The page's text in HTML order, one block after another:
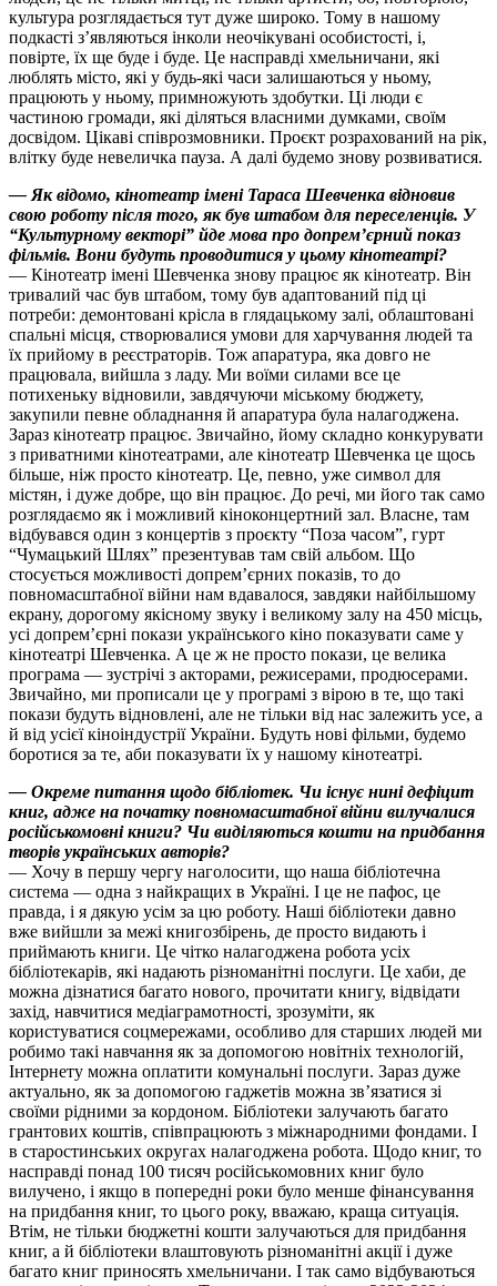
культура розглядається тут дуже широко. Тому в нашому
подкасті зʼявляються інколи неочікувані особистості, і,
повірте, їх ще буде і буде. Це насправді хмельничани, які
люблять місто, які у будь-які часи залишаються у ньому,
працюють у ньому, примножують здобутки. Ці люди є
частиною громади, які діляться власними думками, своїм
досвідом. Цікаві співрозмовники. Проєкт розрахований на рік,
влітку буде невеличка пауза. А далі будемо знову розвиватися.
— Як відомо, кінотеатр імені Тараса Шевченка відновив
свою роботу після того, як був штабом для переселенців. У
“Культурному векторі” йде мова про допремʼєрний показ
фільмів. Вони будуть проводитися у цьому кінотеатрі?
— Кінотеатр імені Шевченка знову працює як кінотеатр. Він
тривалий час був штабом, тому був адаптований під ці
потреби: демонтовані крісла в глядацькому залі, облаштовані
спальні місця, створювалися умови для харчування людей та
їх прийому в реєстраторів. Тож апаратура, яка довго не
працювала, вийшла з ладу. Ми воїми силами все це
потихеньку відновили, завдячуючи міському бюджету,
закупили певне обладнання й апаратура була налагоджена.
Зараз кінотеатр працює. Звичайно, йому складно конкурувати
з приватними кінотеатрами, але кінотеатр Шевченка це щось
більше, ніж просто кінотеатр. Це, певно, уже символ для
містян, і дуже добре, що він працює. До речі, ми його так само
розглядаємо як і можливий кіноконцертний зал. Власне, там
відбувався один з концертів з проєкту “Поза часом”, гурт
“Чумацький Шлях” презентував там свій альбом. Що
стосується можливості допремʼєрних показів, то до
повномасштабної війни нам вдавалося, завдяки найбільшому
екрану, дорогому якісному звуку і великому залу на 450 місць,
усі допремʼєрні покази українського кіно показувати саме у
кінотеатрі Шевченка. А це ж не просто покази, це велика
програма — зустрічі з акторами, режисерами, продюсерами.
Звичайно, ми прописали це у програмі з вірою в те, що такі
покази будуть відновлені, але не тільки від нас залежить усе, а
й від усієї кіноіндустрії України. Будуть нові фільми, будемо
боротися за те, аби показувати їх у нашому кінотеатрі.
— Окреме питання щодо бібліотек. Чи існує нині дефіцит
книг, адже на початку повномасштабної війни вилучалися
російськомовні книги? Чи виділяються кошти на придбання
творів українських авторів?
— Хочу в першу чергу наголосити, що наша бібліотечна
система — одна з найкращих в Україні. І це не пафос, це
правда, і я дякую усім за цю роботу. Наші бібліотеки давно
вже вийшли за межі книгозбірень, де просто видають і
приймають книги. Це чітко налагоджена робота усіх
бібліотекарів, які надають різноманітні послуги. Це хаби, де
можна дізнатися багато нового, прочитати книгу, відвідати
захід, навчитися медіаграмотності, зрозуміти, як
користуватися соцмережами, особливо для старших людей ми
робимо такі навчання як за допомогою новітніх технологій,
Інтернету можна оплатити комунальні послуги. Зараз дуже
актуально, як за допомогою гаджетів можна звʼязатися зі
своїми рідними за кордоном. Бібліотеки залучають багато
грантових коштів, співпрацюють з міжнародними фондами. І
в старостинських округах налагоджена робота. Щодо книг, то
насправді понад 100 тисяч російськомовних книг було
вилучено, і якщо в попередні роки було менше фінансування
на придбання книг, то цього року, вважаю, краща ситуація.
Втім, не тільки бюджетні кошти залучаються для придбання
книг, а й бібліотеки влаштовують різноманітні акції і дуже
багато книг приносять хмельничани. І так само відбуваються